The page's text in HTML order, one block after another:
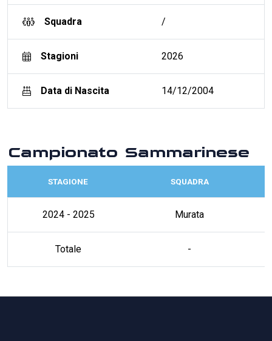
Squadra /
Stagioni 2026
Data di Nascita 14/12/2004
Campionato Sammarinese
STAGIONE SQUADRA
2024 - 2025 Murata
Totale -